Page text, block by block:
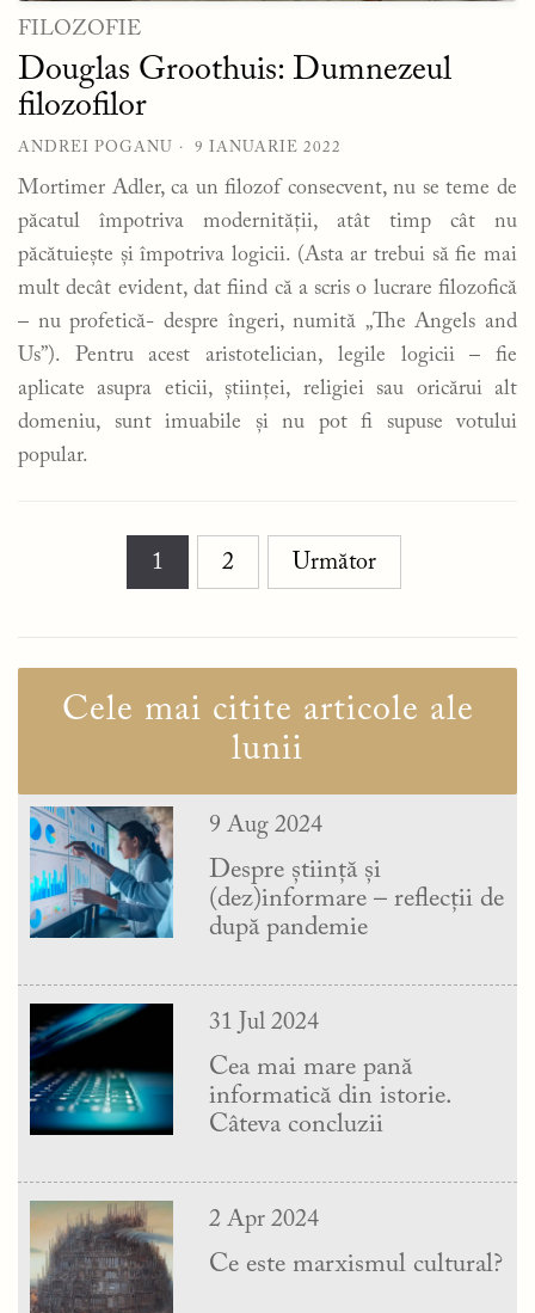
FILOZOFIE
Douglas Groothuis: Dumnezeul
filozofilor
ANDREI POGANU 9 IANUARIE 2022
Mortimer Adler, ca un filozof consecvent, nu se teme de
păcatul împotriva modernității, atât timp cât nu
păcătuiește și împotriva logicii. (Asta ar trebui să fie mai
mult decât evident, dat fiind că a scris o lucrare filozofică
– nu profetică- despre îngeri, numită „The Angels and
Us”). Pentru acest aristotelician, legile logicii – fie
aplicate asupra eticii, științei, religiei sau oricărui alt
domeniu, sunt imuabile și nu pot fi supuse votului
popular.
1 2 Următor
Cele mai citite articole ale
lunii
9 Aug 2024
Despre știință și
(dez)informare – reflecții de
după pandemie
31 Jul 2024
Cea mai mare pană
informatică din istorie.
Câteva concluzii
2 Apr 2024
Ce este marxismul cultural?